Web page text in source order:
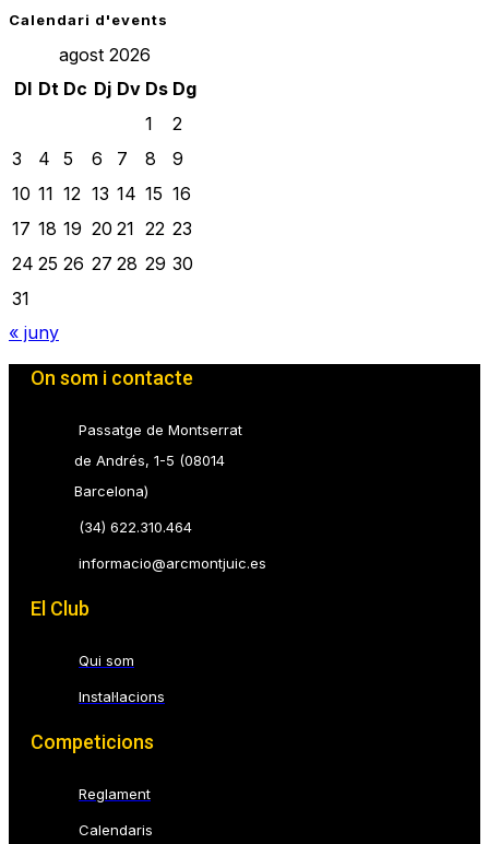
Calendari d'events
agost 2026
Dl Dt Dc Dj Dv Ds Dg
1
2
3
4 5 6 7 8
9
10 11 12 13 14 15 16
17 18 19 20 21 22 23
24 25 26 27 28 29 30
31
« juny
On som i contacte
Passatge de Montserrat
de Andrés, 1-5 (08014
Barcelona)
(34) 622.310.464
informacio@arcmontjuic.es
El Club
Qui som
Instal·lacions
Competicions
Reglament
Calendaris